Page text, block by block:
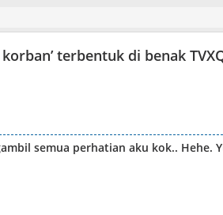
korban’ terbentuk di benak
semua perhatian aku kok.. Hehe.